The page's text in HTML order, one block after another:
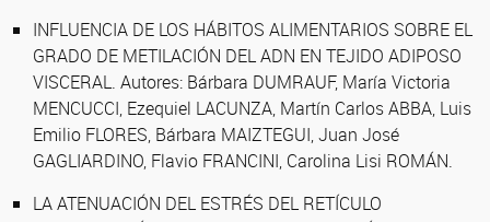
INFLUENCIA DE LOS HÁBITOS ALIMENTARIOS SOBRE EL
GRADO DE METILACIÓN DEL ADN EN TEJIDO ADIPOSO
VISCERAL. Autores: Bárbara DUMRAUF, María Victoria
MENCUCCI, Ezequiel LACUNZA, Martín Carlos ABBA, Luis
Emilio FLORES, Bárbara MAIZTEGUI, Juan José
GAGLIARDINO, Flavio FRANCINI, Carolina Lisi ROMÁN.
LA ATENUACIÓN DEL ESTRÉS DEL RETÍCULO